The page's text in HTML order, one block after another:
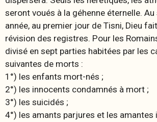
seront voués à la géhenne éternelle.
année, au premier jour de Tisni, Dieu
révision des registres. Pour les
divisé en sept parties habitées par les
suivantes de morts :
1°) les enfants mort-nés ;
2°) les innocents condamnés à mort ;
3°) les suicidés ;
4°) les amants parjures et les amantes